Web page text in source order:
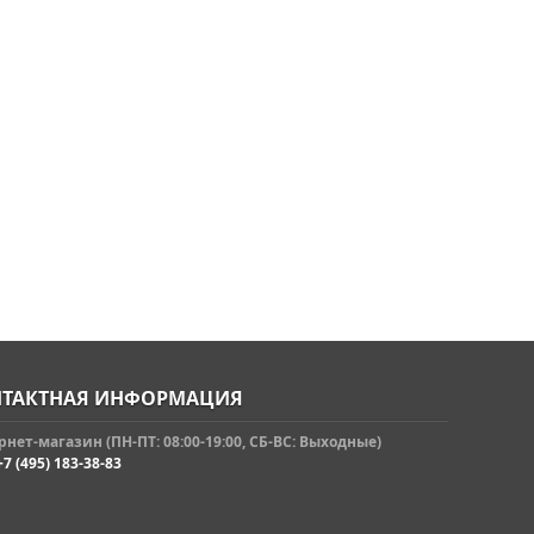
ИНФОРМАЦИЯ
магазин (ПН-ПТ: 08:00-19:00, СБ-ВС: Выходные)
(495) 183-38-83